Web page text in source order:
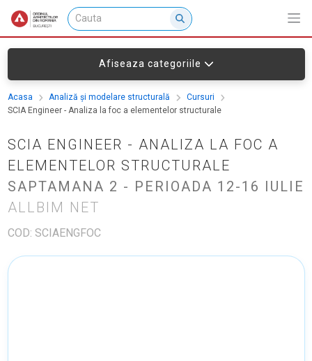
Afiseaza categoriile
Acasa Analiză și modelare structurală
Cursuri
SCIA Engineer - Analiza la foc a elementelor structurale
SCIA ENGINEER - ANALIZA LA FOC A
ELEMENTELOR STRUCTURALE
SAPTAMANA 2 - PERIOADA 12-16 IULIE
ALLBIM NET
COD: SCIAENGFOC